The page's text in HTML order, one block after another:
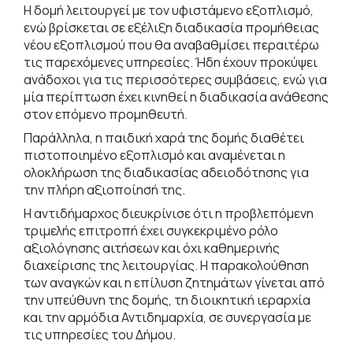
Η δομή λειτουργεί με τον υφιστάμενο εξοπλισμό,
ενώ βρίσκεται σε εξέλιξη διαδικασία προμήθειας
νέου εξοπλισμού που θα αναβαθμίσει περαιτέρω
τις παρεχόμενες υπηρεσίες. Ήδη έχουν προκύψει
ανάδοχοι για τις περισσότερες συμβάσεις, ενώ για
μία περίπτωση έχει κινηθεί η διαδικασία ανάθεσης
στον επόμενο προμηθευτή.
Παράλληλα, η παιδική χαρά της δομής διαθέτει
πιστοποιημένο εξοπλισμό και αναμένεται η
ολοκλήρωση της διαδικασίας αδειοδότησης για
την πλήρη αξιοποίησή της.
Η αντιδήμαρχος διευκρίνισε ότι η προβλεπόμενη
τριμελής επιτροπή έχει συγκεκριμένο ρόλο
αξιολόγησης αιτήσεων και όχι καθημερινής
διαχείρισης της λειτουργίας. Η παρακολούθηση
των αναγκών και η επίλυση ζητημάτων γίνεται από
την υπεύθυνη της δομής, τη διοικητική ιεραρχία
και την αρμόδια Αντιδημαρχία, σε συνεργασία με
τις υπηρεσίες του Δήμου.